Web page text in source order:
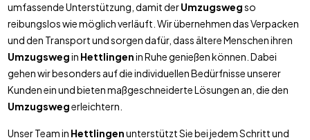
umfassende Unterstützung, damit derUmzugswegso
reibungslos wie möglich verläuft. Wir übernehmen das Verpacken
und den Transport und sorgen dafür, dass ältere Menschen ihren
Umzugswegin Hettlingenin Ruhe genießen können. Dabei
gehen wir besonders auf die individuellen Bedürfnisse unserer
Kunden ein und bieten maßgeschneiderte Lösungen an, die den
Umzugswegerleichtern.
Unser Team in Hettlingenunterstützt Sie bei jedem Schritt und